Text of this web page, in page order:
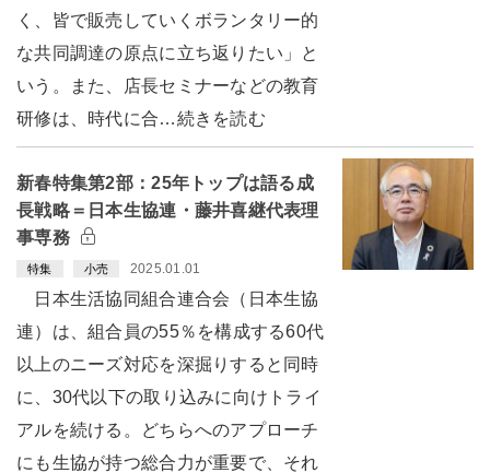
く、皆で販売していくボランタリー的
な共同調達の原点に立ち返りたい」と
いう。また、店長セミナーなどの教育
研修は、時代に合…続きを読む
新春特集第2部：25年トップは語る成
長戦略＝日本生協連・藤井喜継代表理
事専務
特集 小売 2025.01.01
日本生活協同組合連合会（日本生協
連）は、組合員の55％を構成する60代
以上のニーズ対応を深掘りすると同時
に、30代以下の取り込みに向けトライ
アルを続ける。どちらへのアプローチ
にも生協が持つ総合力が重要で、それ